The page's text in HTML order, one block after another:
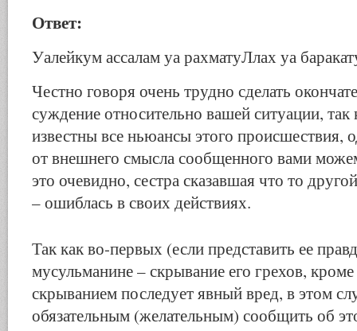
Ответ:
Уалейкум ассалам уа рахматуЛлах уа
Честно говоря очень трудно сделать
суждение относительно вашей ситуации, так
известны все ньюансы этого происшествия,
от внешнего смысла сообщенного вами
это очевидно, сестра сказавшая что то
– ошиблась в своих действиях.
Так как во-первых (если представить ее
мусульманине – скрывание его грехов, кроме
скрыванием последует явный вред, в этом
обязательным (желательным) сообщить об